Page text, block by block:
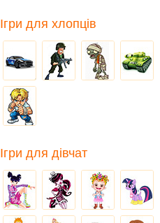
Ігри для хлопців
Ігри для дівчат